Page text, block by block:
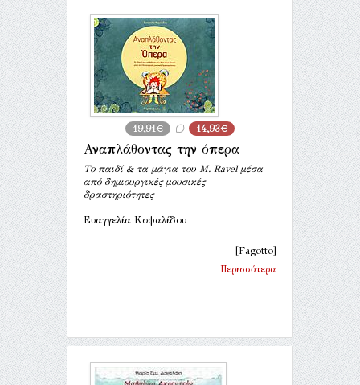
19,91€ 14,93€
Αναπλάθοντας την όπερα
Tο παιδί & τα μάγια του Μ. Ravel μέσα
από δημιουργικές μουσικές
δραστηριότητες
Ευαγγελία Κοψαλίδου
[Fagotto]
Περισσότερα